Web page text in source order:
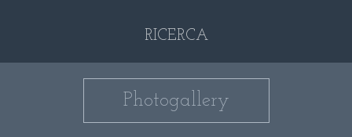
RICERCA
Photogallery